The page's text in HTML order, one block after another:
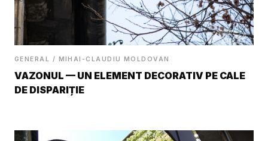
GENERAL / MIHAI-CLAUDIU MOLDOVAN
VAZONUL — UN ELEMENT DECORATIV PE CALE
DE DISPARIȚIE